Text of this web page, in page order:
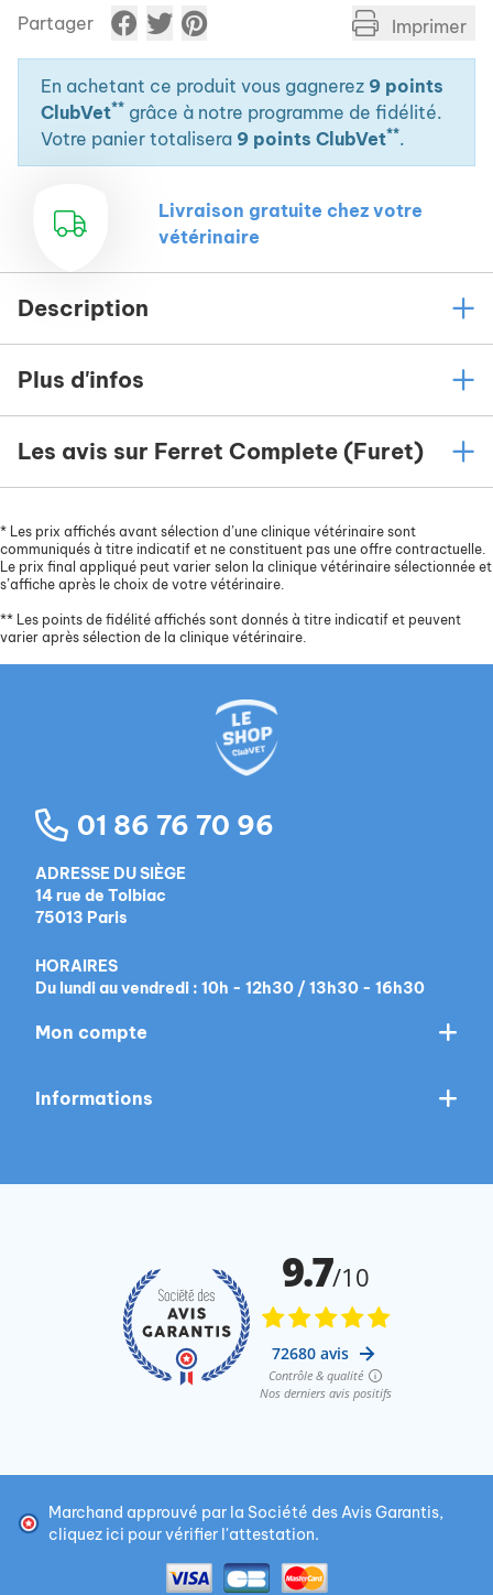
Partager Imprimer
En achetant ce produit vous gagnerez 9 points
ClubVet** grâce à notre programme de fidélité.
Votre panier totalisera 9 points ClubVet**.
Livraison gratuite chez votre
vétérinaire
Description
Plus d'infos
Les avis sur Ferret Complete (Furet)
* Les prix affichés avant sélection d’une clinique vétérinaire sont
communiqués à titre indicatif et ne constituent pas une offre contractuelle.
Le prix final appliqué peut varier selon la clinique vétérinaire sélectionnée et
s’affiche après le choix de votre vétérinaire.
** Les points de fidélité affichés sont donnés à titre indicatif et peuvent
varier après sélection de la clinique vétérinaire.
01 86 76 70 96
ADRESSE DU SIÈGE
14 rue de Tolbiac
75013 Paris
HORAIRES
Du lundi au vendredi : 10h - 12h30 / 13h30 - 16h30
Mon compte
Informations
Marchand approuvé par la Société des Avis Garantis,
cliquez ici pour vérifier l'attestation.